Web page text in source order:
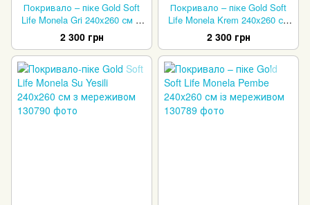
Покривало – піке Gold Soft
Life Monela Gri 240x260 см із
мереживом
2 300 грн
Покривало – піке Gold Soft
Life Monela Krem 240x260 см
із мереживом
2 300 грн